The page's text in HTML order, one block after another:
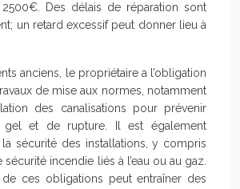
Des délais de réparation sont
un retard excessif peut donner lieu à
anciens, le propriétaire a l’obligation
de mise aux normes, notamment
des canalisations pour prévenir
gel et de rupture. Il est également
sécurité des installations, y compris
incendie liés à l’eau ou au gaz.
de ces obligations peut entraîner des